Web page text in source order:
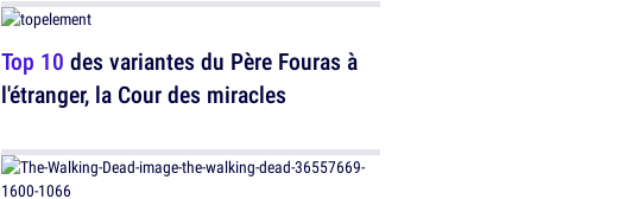
Top 10 des variantes du Père Fouras à
l'étranger, la Cour des miracles